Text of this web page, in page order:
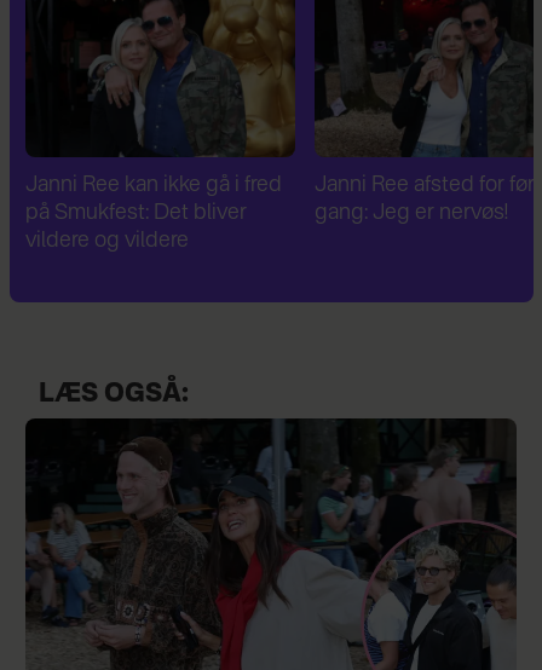
Janni Ree afsted for første
gang: Jeg er nervøs!
Janni Ree er fascineret
verdenskrig: Har
LÆS OGSÅ: